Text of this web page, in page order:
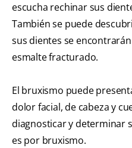
escucha rechinar sus
También se puede
sus dientes se
esmalte fracturado.
El bruxismo puede
dolor facial, de cabeza y
diagnosticar y determinar
es por bruxismo.